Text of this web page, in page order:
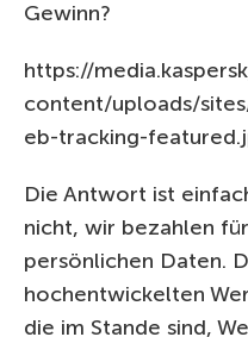
Gewinn?
https://
content/uploads/
eb-tracking-
Die Antwort ist
nicht, wir bezahlen
persönlichen Daten.
hochentwickelten
die im Stande sind,